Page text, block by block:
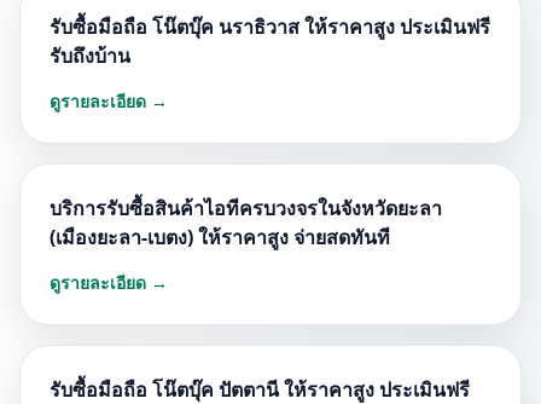
รับซื้อมือถือ โน๊ตบุ๊ค นราธิวาส ให้ราคาสูง ประเมินฟรี
รับถึงบ้าน
ดูรายละเอียด →
บริการรับซื้อสินค้าไอทีครบวงจรในจังหวัดยะลา
(เมืองยะลา-เบตง) ให้ราคาสูง จ่ายสดทันที
ดูรายละเอียด →
รับซื้อมือถือ โน๊ตบุ๊ค ปัตตานี ให้ราคาสูง ประเมินฟรี